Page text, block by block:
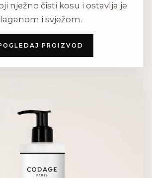
nježno čisti kosu i ostavlja je
laganom i svježom.
PROIZVOD